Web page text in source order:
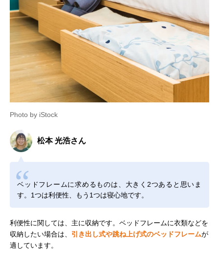
Photo by iStock
松本 光浩さん
ベッドフレームに求めるものは、大きく2つあると思いま
す。1つは利便性、もう1つは寝心地です。
利便性に関しては、主に収納です。ベッドフレームに衣類などを
収納したい場合は、 引き出し式や跳ね上げ式のベッドフレームが
適しています。